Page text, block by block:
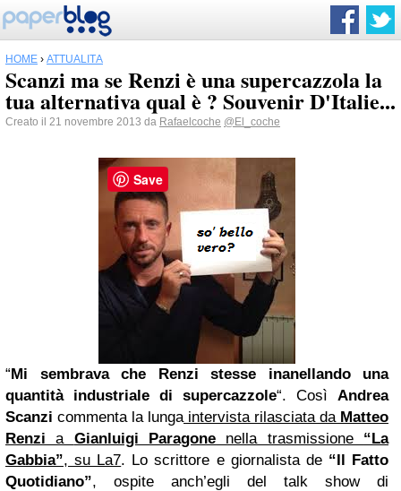
HOME › ATTUALITÀ
Scanzi ma se Renzi è una supercazzola la
tua alternativa qual è ? Souvenir D'Italie...
Creato il 21 novembre 2013 da Rafaelcoche @El_coche
“Mi sembrava che Renzi stesse inanellando una
quantità industriale di supercazzole“. Così Andrea
Scanzi commenta la lungaintervista rilasciata da Matteo
Renzi a Gianluigi Paragone nella trasmissione “La
Gabbia”, su La7. Lo scrittore e giornalista de “Il Fatto
Quotidiano”, ospite anch’egli del talk show di
Save